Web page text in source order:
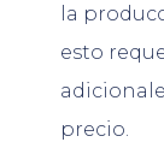
la
esto
precio.